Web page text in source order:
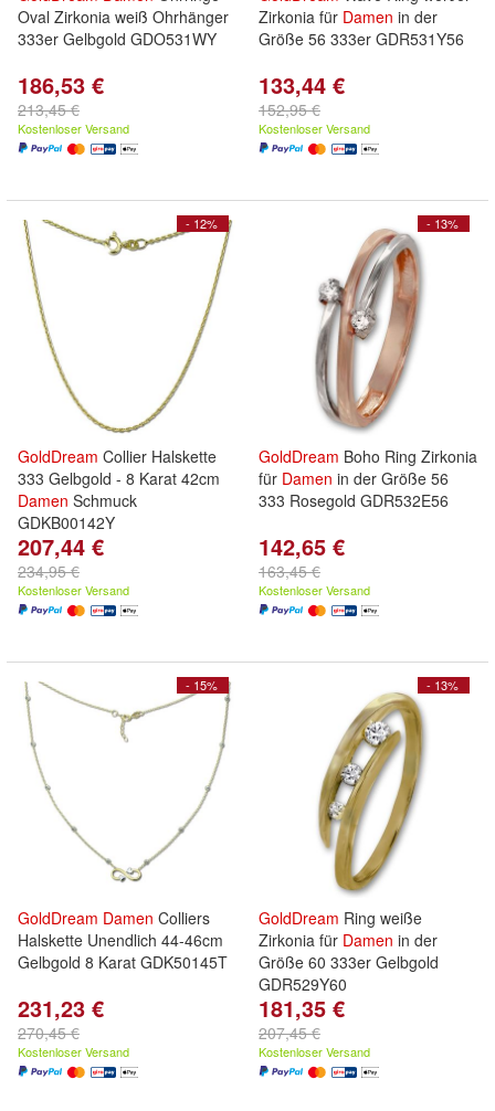
Oval Zirkonia weiß Ohrhänger
333er Gelbgold GDO531WY
186,53 €
213,45 €
Kostenloser Versand
Zirkonia für Damen in der
Größe 56 333er GDR531Y56
133,44 €
152,95 €
Kostenloser Versand
- 12%
GoldDream Collier Halskette
333 Gelbgold - 8 Karat 42cm
Damen Schmuck
GDKB00142Y
207,44 €
234,95 €
Kostenloser Versand
- 13%
GoldDream Boho Ring Zirkonia
für Damen in der Größe 56
333 Rosegold GDR532E56
142,65 €
163,45 €
Kostenloser Versand
- 15%
GoldDream Damen Colliers
Halskette Unendlich 44-46cm
Gelbgold 8 Karat GDK50145T
231,23 €
270,45 €
Kostenloser Versand
- 13%
GoldDream Ring weiße
Zirkonia für Damen in der
Größe 60 333er Gelbgold
GDR529Y60
181,35 €
207,45 €
Kostenloser Versand